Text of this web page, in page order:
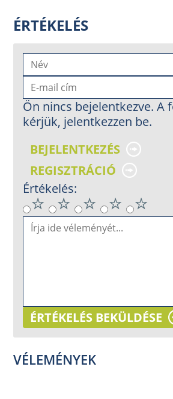
ÉRTÉKELÉS
Ön nincs bejelentkezve. A
kérjük, jelentkezzen be.
BEJELENTKEZÉS
REGISZTRÁCIÓ
Értékelés:
ÉRTÉKELÉS BEKÜLDÉSE
VÉLEMÉNYEK